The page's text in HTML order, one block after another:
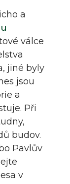
a
válce
jiné byly
jsou
a
Při
budov.
Pavlův
v